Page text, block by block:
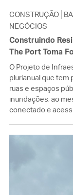
CONSTRUÇÃO
NEGÓCIOS
Construindo
The Port Toma
O Projeto de
plurianual que tem
ruas e espaços
inundações, ao
conectado e